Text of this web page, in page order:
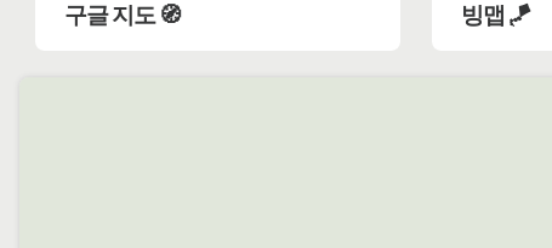
구글 지도 🧭 빙맵 🪁